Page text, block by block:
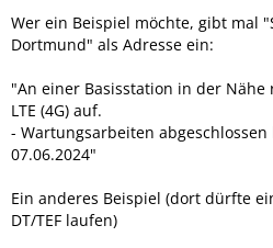
Wer ein Beispiel möchte, gibt mal
Dortmund" als Adresse ein:
"An einer Basisstation in der
LTE (4G) auf.
- Wartungsarbeiten
07.06.2024"
Ein anderes Beispiel (dort dürfte
DT/TEF laufen)